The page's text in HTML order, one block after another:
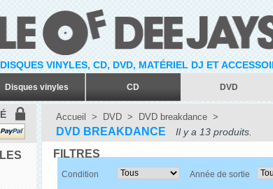
VINYLES, CD, DVD, MATÉRIEL DJ ET
Disques vinyles CD DVD
Accueil > DVD > DVD breakdance >
DVD BREAKDANCE Il y a 13 produits.
FILTRES
Condition Année de sortie